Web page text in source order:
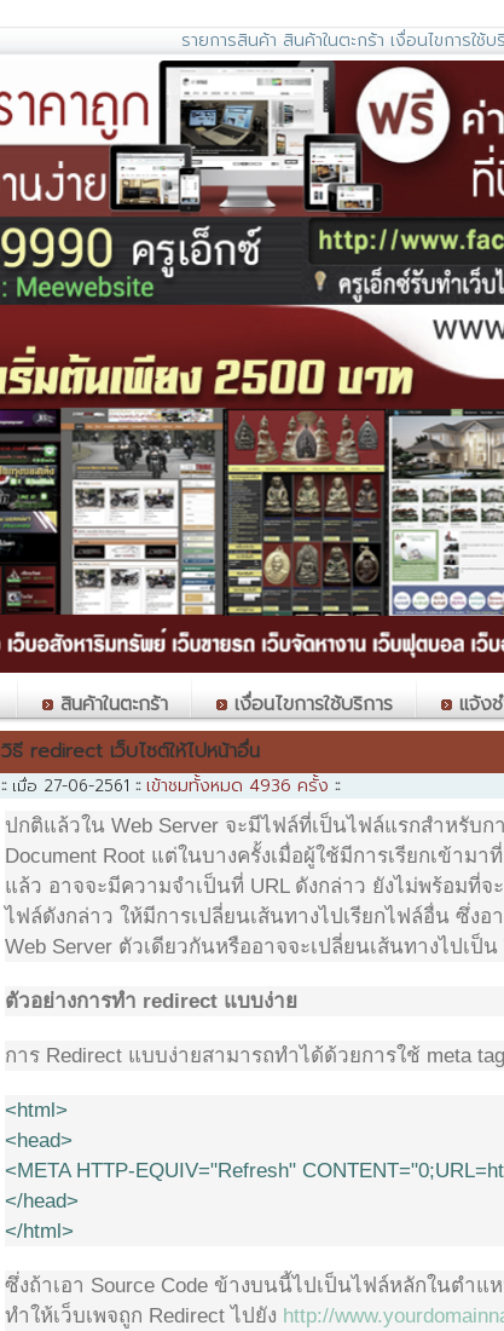
รายการสินค้า สินค้าในตะกร้า เงื่อนไขการใช้บ
สินค้าในตะกร้า เงื่อนไขการใช้บริการ แจ้งช
วิธี redirect เว็บไซต์ให้ไปหน้าอื่น
:: เมื่อ 27-06-2561 :: เข้าชมทั้งหมด 4936 ครั้ง ::
ปกติแล้วใน Web Server จะมีไฟล์ที่เป็นไฟล์แรกสำหรับ
Document Root แต่ในบางครั้งเมื่อผู้ใช้มีการเรียกเข้าม
แล้ว อาจจะมีความจำเป็นที่ URL ดังกล่าว ยังไม่พร้อมที่จ
ไฟล์ดังกล่าว ให้มีการเปลี่ยนเส้นทางไปเรียกไฟล์อื่น ซึ่ง
Web Server ตัวเดียวกันหรืออาจจะเปลี่ยนเส้นทางไปเป็
ตัวอย่างการทำ redirect แบบง่าย
การ Redirect แบบง่ายสามารถทำได้ด้วยการใช้ meta
<html>
<head>
<META HTTP-EQUIV="Refresh"
</head>
</html>
ซึ่งถ้าเอา Source Code ข้างบนนี้ไปเป็นไฟล์หลักในตำแ
ทำให้เว็บเพจถูก Redirect ไปยัง http://